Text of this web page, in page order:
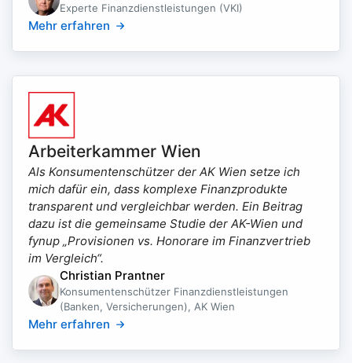
Experte Finanzdienstleistungen (VKI)
Mehr erfahren
Arbeiterkammer Wien
Als Konsumentenschützer der AK Wien setze ich
mich dafür ein, dass komplexe Finanzprodukte
transparent und vergleichbar werden. Ein Beitrag
dazu ist die gemeinsame Studie der AK-Wien und
fynup „Provisionen vs. Honorare im Finanzvertrieb
im Vergleich“.
Christian Prantner
Konsumentenschützer Finanzdienstleistungen
(Banken, Versicherungen), AK Wien
Mehr erfahren